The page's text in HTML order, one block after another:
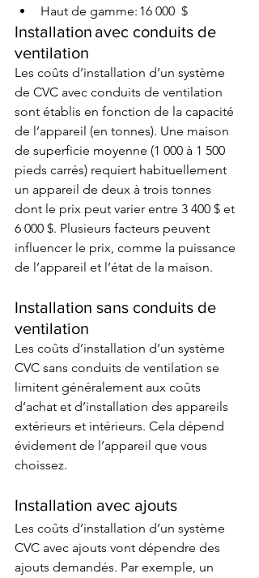
Haut de gamme: 16 000  $
Installation avec conduits de
ventilation
Les coûts d’installation d’un système
de CVC avec conduits de ventilation
sont établis en fonction de la capacité
de l’appareil (en tonnes). Une maison
de superficie moyenne (1 000 à 1 500
pieds carrés) requiert habituellement
un appareil de deux à trois tonnes
dont le prix peut varier entre 3 400 $ et
6 000 $. Plusieurs facteurs peuvent
influencer le prix, comme la puissance
de l’appareil et l’état de la maison.
Installation sans conduits de
ventilation
Les coûts d’installation d’un système
CVC sans conduits de ventilation se
limitent généralement aux coûts
d’achat et d’installation des appareils
extérieurs et intérieurs. Cela dépend
évidement de l’appareil que vous
choissez.
Installation avec ajouts
Les coûts d’installation d’un système
CVC avec ajouts vont dépendre des
ajouts demandés. Par exemple, un